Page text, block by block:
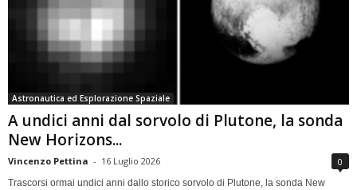
Astronautica ed Esplorazione Spaziale
A undici anni dal sorvolo di Plutone, la sonda
New Horizons...
Vincenzo Pettina - 16 Luglio 2026 0
Trascorsi ormai undici anni dallo storico sorvolo di Plutone, la sonda New